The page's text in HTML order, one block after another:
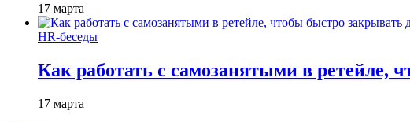
17 марта
HR-беседы
Как работать с самозанятыми в ретейле,
17 марта